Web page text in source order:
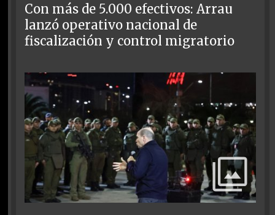
Con más de 5.000 efectivos: Arrau
lanzó operativo nacional de
fiscalización y control migratorio